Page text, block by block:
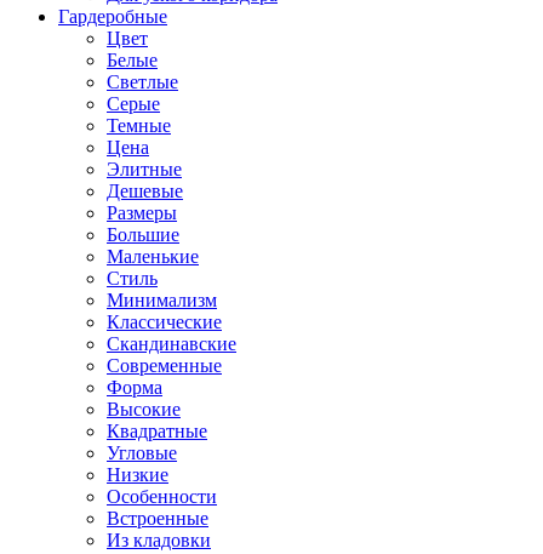
Гардеробные
Цвет
Белые
Светлые
Серые
Темные
Цена
Элитные
Дешевые
Размеры
Большие
Маленькие
Стиль
Минимализм
Классические
Скандинавские
Современные
Форма
Высокие
Квадратные
Угловые
Низкие
Особенности
Встроенные
Из кладовки